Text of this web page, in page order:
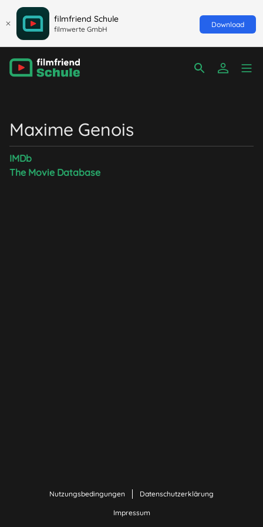
filmfriend Schule
filmwerte GmbH
Download
Maxime Genois
IMDb
The Movie Database
Nutzungsbedingungen Datenschutzerklärung
Impressum